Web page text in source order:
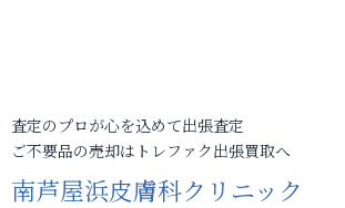
査定のプロが心を込めて出張査定
ご不要品の売却はトレファク出張買取へ
南芦屋浜皮膚科クリニック